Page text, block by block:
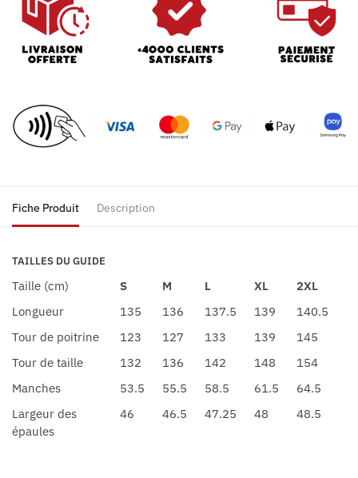
Fiche Produit Description
TAILLES DU GUIDE
Taille (cm) S M L XL
2XL
Longueur
135 136 137.5 139
140.5
Tour de poitrine
123 127 133 139
145
Tour de taille
132 136 142 148
154
Manches
53.5 55.5 58.5 61.5
64.5
Largeur des
épaules
46 46.5 47.25 48 48.5